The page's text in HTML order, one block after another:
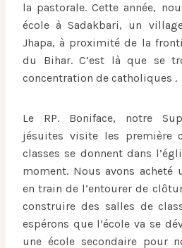
la pastorale. Cette année,
école à Sadakbari, un
Jhapa, à proximité de la
du Bihar. C’est là que se
concentration de catholiques .
Le RP. Boniface, notre
jésuites visite les première
classes se donnent dans
moment. Nous avons acheté
en train de l’entourer de
construire des salles de
espérons que l’école va se
une école secondaire pour